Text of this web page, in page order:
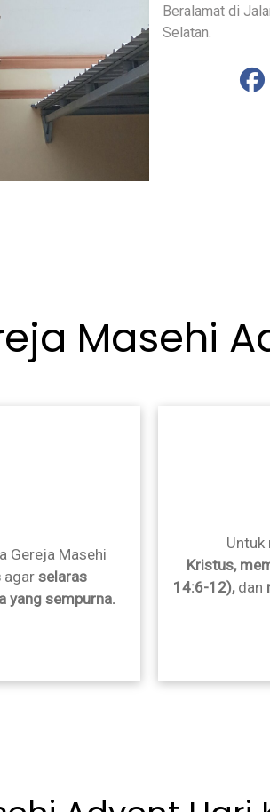
Beralamat di
Selatan.
Masehi
Gereja Masehi
agar selaras
yang sempurna.
Untuk
Kristus,
14:6-12),dan